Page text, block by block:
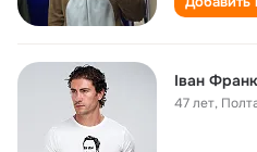
Іван
47 лет,